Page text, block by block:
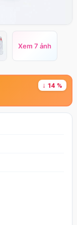
Xem 7 ảnh
↓ 14 %